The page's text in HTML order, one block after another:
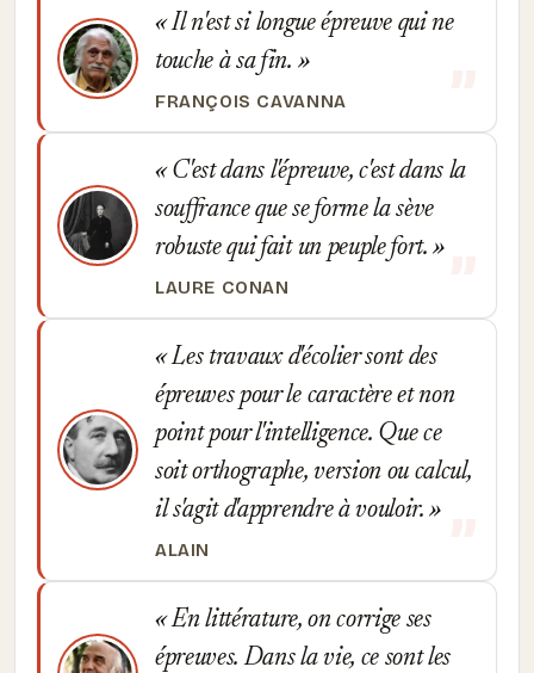
Il n'est si longue épreuve qui ne
touche à sa fin.
FRANÇOIS CAVANNA
C'est dans l'épreuve, c'est dans la
souffrance que se forme la sève
robuste qui fait un peuple fort.
LAURE CONAN
Les travaux d'écolier sont des
épreuves pour le caractère et non
point pour l'intelligence. Que ce
soit orthographe, version ou calcul,
il s'agit d'apprendre à vouloir.
ALAIN
En littérature, on corrige ses
épreuves. Dans la vie, ce sont les